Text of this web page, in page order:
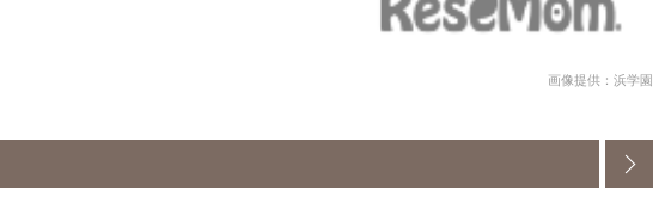
画像提供：浜学園